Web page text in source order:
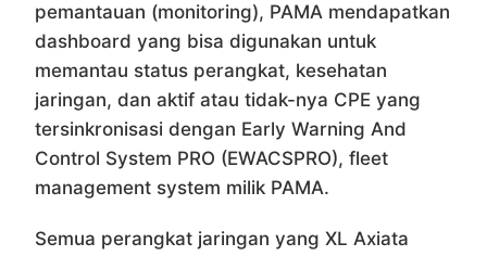
pemantauan (monitoring), PAMA mendapatkan
dashboard yang bisa digunakan untuk
memantau status perangkat, kesehatan
jaringan, dan aktif atau tidak-nya CPE yang
tersinkronisasi dengan Early Warning And
Control System PRO (EWACSPRO), fleet
management system milik PAMA.
Semua perangkat jaringan yang XL Axiata